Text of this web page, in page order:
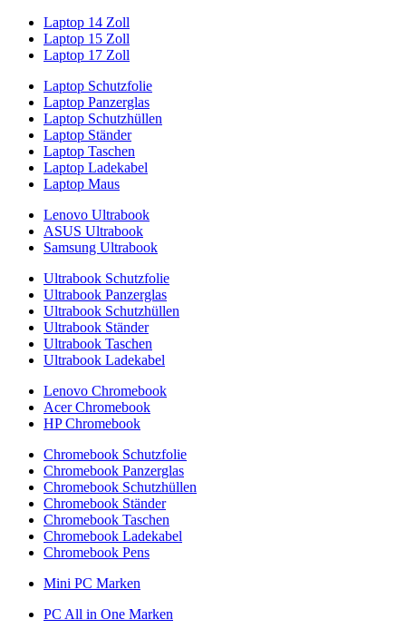
Laptop 14 Zoll
Laptop 15 Zoll
Laptop 17 Zoll
Laptop Schutzfolie
Laptop Panzerglas
Laptop Schutzhüllen
Laptop Ständer
Laptop Taschen
Laptop Ladekabel
Laptop Maus
Lenovo Ultrabook
ASUS Ultrabook
Samsung Ultrabook
Ultrabook Schutzfolie
Ultrabook Panzerglas
Ultrabook Schutzhüllen
Ultrabook Ständer
Ultrabook Taschen
Ultrabook Ladekabel
Lenovo Chromebook
Acer Chromebook
HP Chromebook
Chromebook Schutzfolie
Chromebook Panzerglas
Chromebook Schutzhüllen
Chromebook Ständer
Chromebook Taschen
Chromebook Ladekabel
Chromebook Pens
Mini PC Marken
PC All in One Marken